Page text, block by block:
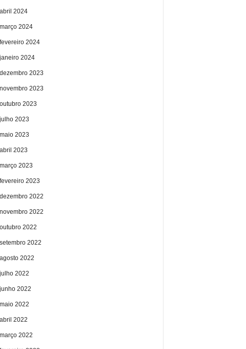
abril 2024
março 2024
fevereiro 2024
janeiro 2024
dezembro 2023
novembro 2023
outubro 2023
julho 2023
maio 2023
abril 2023
março 2023
fevereiro 2023
dezembro 2022
novembro 2022
outubro 2022
setembro 2022
agosto 2022
julho 2022
junho 2022
maio 2022
abril 2022
março 2022